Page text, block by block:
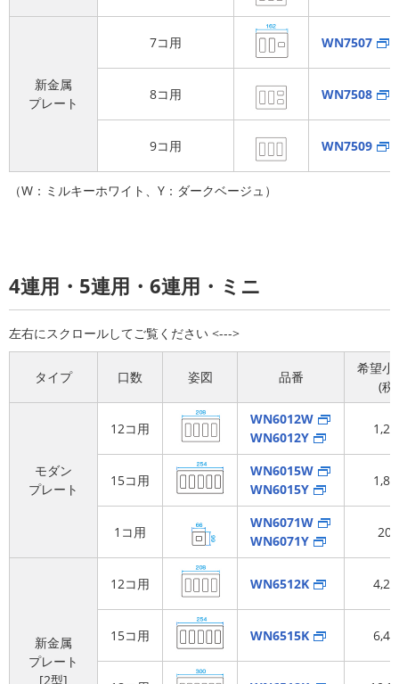
新金属
プレート
7コ用 WN7507
8コ用 WN7508
9コ用 WN7509
（W：ミルキーホワイト、Y：ダークベージュ）
4連用・5連用・6連用・ミニ
タイプ 口数 姿図 品番
希望小
(税
モダン
プレート
12コ用
WN6012W
WN6012Y
15コ用
WN6015W
WN6015Y
1コ用
WN6071W
WN6071Y
新金属
プレート
[2型]
12コ用 WN6512K
15コ用 WN6515K